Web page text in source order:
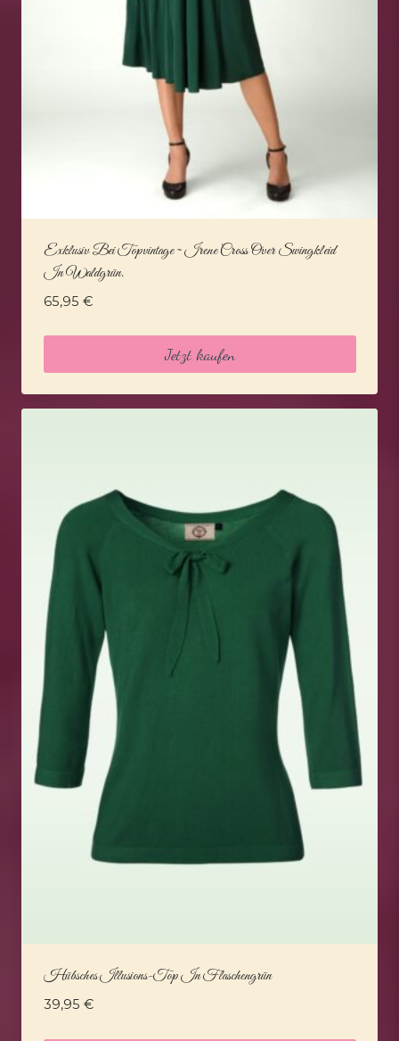
Exklusiv Bei Topvintage ~ Irene Cross Over Swingkleid
In Waldgrün.
65,95 €
Jetzt kaufen
Hübsches Illusions-Top In Flaschengrün
39,95 €